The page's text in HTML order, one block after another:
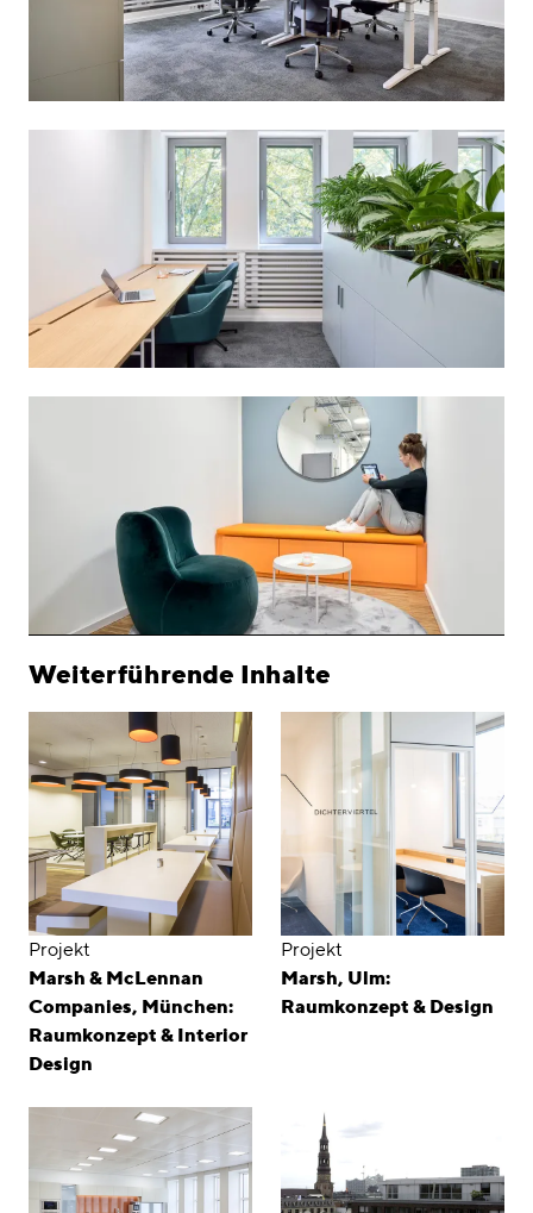
Weiterführende Inhalte
Projekt
Marsh & McLennan
Companies, München:
Raumkonzept & Interior
Design
Projekt
Marsh, Ulm:
Raumkonzept & Design